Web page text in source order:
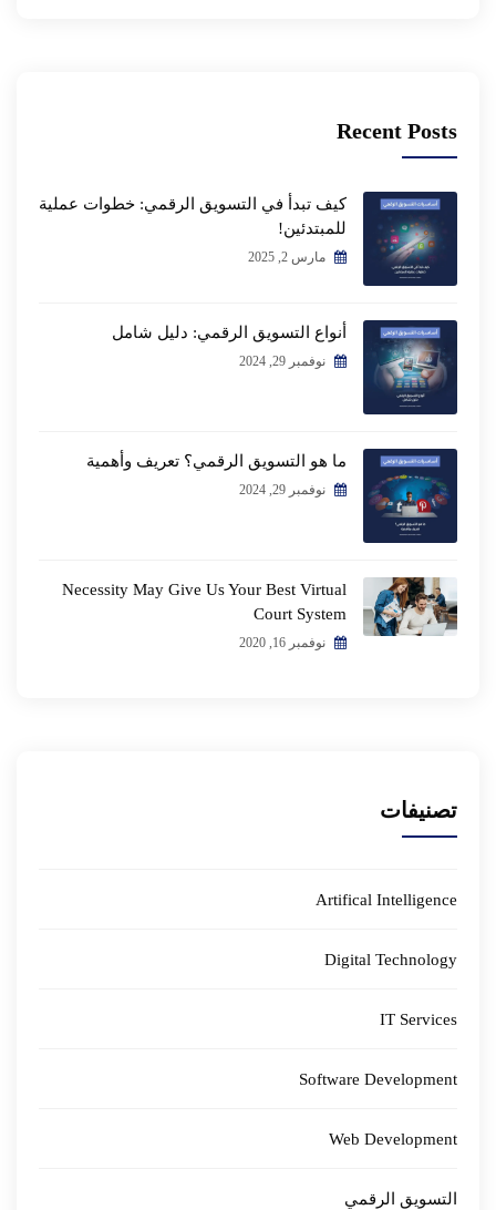
Recent Posts
كيف تبدأ في التسويق الرقمي: خطوات عملية
للمبتدئين!
مارس 2, 2025
أنواع التسويق الرقمي: دليل شامل
نوفمبر 29, 2024
ما هو التسويق الرقمي؟ تعريف وأهمية
نوفمبر 29, 2024
Necessity May Give Us Your Best Virtual
Court System
نوفمبر 16, 2020
تصنيفات
Artifical Intelligence
Digital Technology
IT Services
Software Development
Web Development
التسويق الرقمي